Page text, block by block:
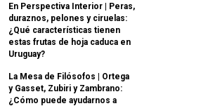
En Perspectiva Interior | Peras,
duraznos, pelones y ciruelas:
¿Qué características tienen
estas frutas de hoja caduca en
Uruguay?
La Mesa de Filósofos | Ortega
y Gasset, Zubiri y Zambrano:
¿Cómo puede ayudarnos a